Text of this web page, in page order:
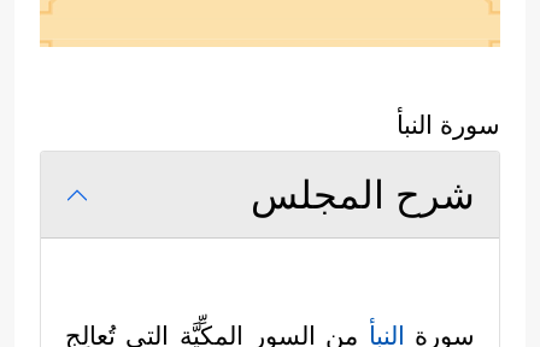
سورة النبأ
شرح المجلس
سورة النبأ من السور المكِّيَّة التي تُعالِج